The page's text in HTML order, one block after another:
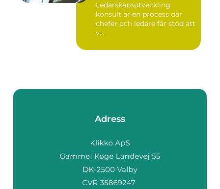
Ledarskapsutveckling
konsult är en process där
chefer och ledare får stöd att
v...
Adress